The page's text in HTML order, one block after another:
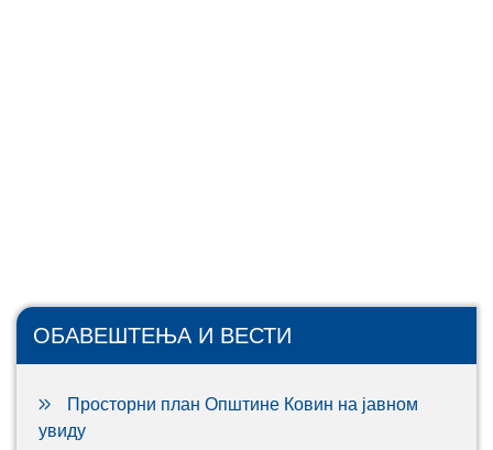
ОБАВЕШТЕЊА И ВЕСТИ
Просторни план Општине Ковин на јавном
увиду